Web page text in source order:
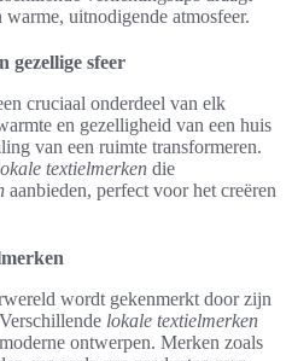
uitnodigende atmosfeer.
gezellige sfeer
cruciaal onderdeel van elk
en gezelligheid van een huis
van een ruimte transformeren.
textielmerken die
aanbieden, perfect voor het creëren
wordt gekenmerkt door zijn
lokale textielmerken
ontwerpen. Merken zoals